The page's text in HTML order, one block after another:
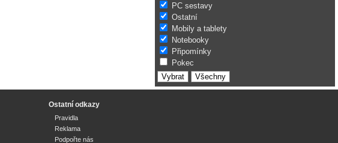
PC sestavy
Ostatní
Mobily a tablety
Notebooky
Připomínky
Pokec
Ostatní odkazy
Pravidla
Reklama
Podpořte nás